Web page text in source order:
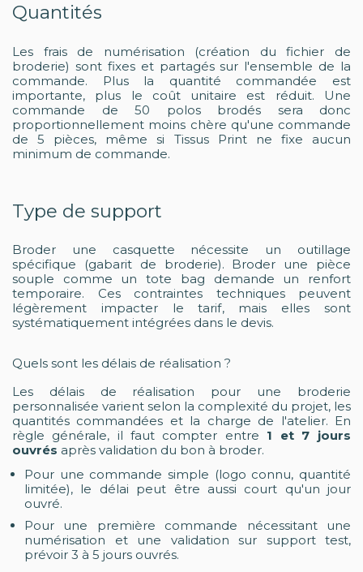
Quantités
Les frais de numérisation (création du fichier de
broderie) sont fixes et partagés sur l'ensemble de la
commande. Plus la quantité commandée est
importante, plus le coût unitaire est réduit. Une
commande de 50 polos brodés sera donc
proportionnellement moins chère qu'une commande
de 5 pièces, même si Tissus Print ne fixe aucun
minimum de commande.
Type de support
Broder une casquette nécessite un outillage
spécifique (gabarit de broderie). Broder une pièce
souple comme un tote bag demande un renfort
temporaire. Ces contraintes techniques peuvent
légèrement impacter le tarif, mais elles sont
systématiquement intégrées dans le devis.
Quels sont les délais de réalisation ?
Les délais de réalisation pour une broderie
personnalisée varient selon la complexité du projet, les
quantités commandées et la charge de l'atelier. En
règle générale, il faut compter entre 1 et 7 jours
ouvrés après validation du bon à broder.
Pour une commande simple (logo connu, quantité
limitée), le délai peut être aussi court qu'un jour
ouvré.
Pour une première commande nécessitant une
numérisation et une validation sur support test,
prévoir 3 à 5 jours ouvrés.